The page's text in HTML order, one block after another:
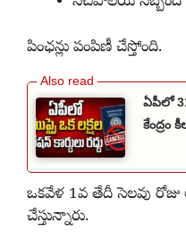
పింఛన్లు పంపిణీ చేస్తోంది.
ఏపీలో 31
కేంద్రం
ఒకవేళ 1వ తేదీ సెలవు
చేస్తున్నారు.